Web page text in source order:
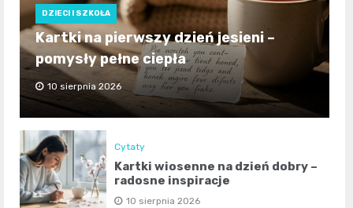
DZIECI I SZKOŁA
Kartki na pierwszy dzień jesieni –
pomysły pełne ciepła
10 sierpnia 2026
Cytaty
Kartki wiosenne na dzień dobry –
radosne inspiracje
10 sierpnia 2026